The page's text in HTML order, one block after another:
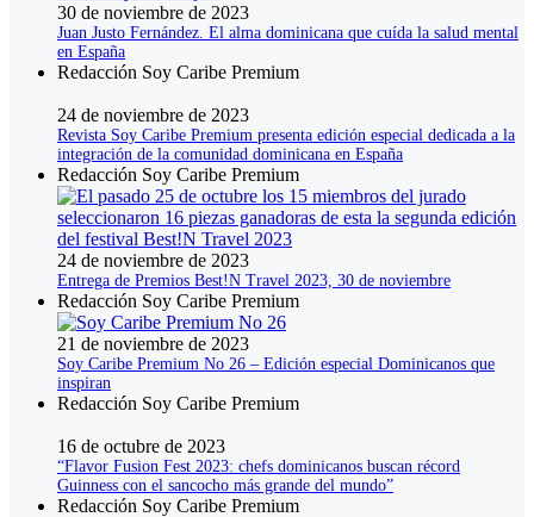
30 de noviembre de 2023
Juan Justo Fernández. El alma dominicana que cuída la salud mental
en España
Redacción Soy Caribe Premium
24 de noviembre de 2023
Revista Soy Caribe Premium presenta edición especial dedicada a la
integración de la comunidad dominicana en España
Redacción Soy Caribe Premium
24 de noviembre de 2023
Entrega de Premios Best!N Travel 2023, 30 de noviembre
Redacción Soy Caribe Premium
21 de noviembre de 2023
Soy Caribe Premium No 26 – Edición especial Dominicanos que
inspiran
Redacción Soy Caribe Premium
16 de octubre de 2023
“Flavor Fusion Fest 2023: chefs dominicanos buscan récord
Guinness con el sancocho más grande del mundo”
Redacción Soy Caribe Premium